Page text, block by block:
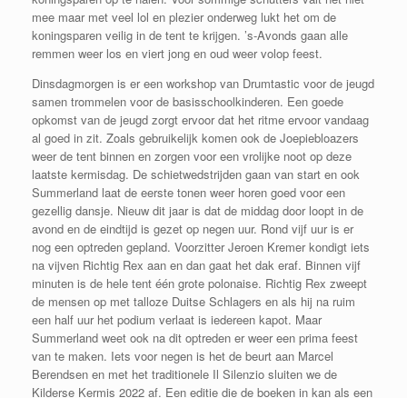
mee maar met veel lol en plezier onderweg lukt het om de
koningsparen veilig in de tent te krijgen. ’s-Avonds gaan alle
remmen weer los en viert jong en oud weer volop feest.
Dinsdagmorgen is er een workshop van Drumtastic voor de jeugd
samen trommelen voor de basisschoolkinderen. Een goede
opkomst van de jeugd zorgt ervoor dat het ritme ervoor vandaag
al goed in zit. Zoals gebruikelijk komen ook de Joepiebloazers
weer de tent binnen en zorgen voor een vrolijke noot op deze
laatste kermisdag. De schietwedstrijden gaan van start en ook
Summerland laat de eerste tonen weer horen goed voor een
gezellig dansje. Nieuw dit jaar is dat de middag door loopt in de
avond en de eindtijd is gezet op negen uur. Rond vijf uur is er
nog een optreden gepland. Voorzitter Jeroen Kremer kondigt iets
na vijven Richtig Rex aan en dan gaat het dak eraf. Binnen vijf
minuten is de hele tent één grote polonaise. Richtig Rex zweept
de mensen op met talloze Duitse Schlagers en als hij na ruim
een half uur het podium verlaat is iedereen kapot. Maar
Summerland weet ook na dit optreden er weer een prima feest
van te maken. Iets voor negen is het de beurt aan Marcel
Berendsen en met het traditionele Il Silenzio sluiten we de
Kilderse Kermis 2022 af. Een editie die de boeken in kan als een